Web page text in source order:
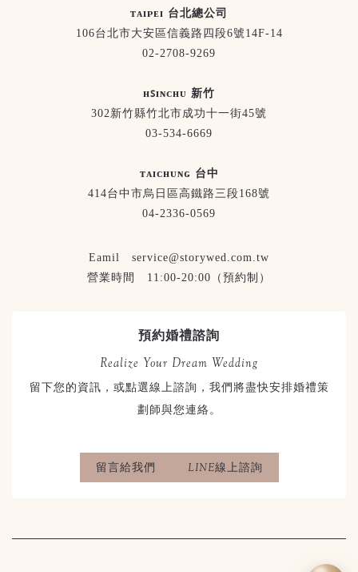
ᴛᴀɪᴘᴇɪ 台北總公司
106台北市大安區信義路四段6號14F-14
02-2708-9269
ʜꜱɪɴᴄʜᴜ 新竹
302新竹縣竹北市成功十一街45號
03-534-6669
ᴛᴀɪᴄʜᴜɴɢ 台中
414台中市烏日區高鐵路三段168號
04-2336-0569
Eamil service@storywed.com.tw
營業時間 11:00-20:00（預約制）
預約婚禮諮詢
Realize Your Dream Wedding
留下您的資訊，或點選線上諮詢，我們將盡快安排婚禮策
劃師與您連絡。
留言給我們 LINE線上諮詢